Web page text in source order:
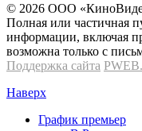
© 2026 OOО
Полная или частичная
информации, включая
возможна только с
Поддержка сайта
Наверх
График премьер